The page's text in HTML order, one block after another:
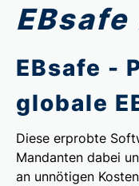
EBsafe -
globale
Diese erprobte
Mandanten dabei
an unnötigen